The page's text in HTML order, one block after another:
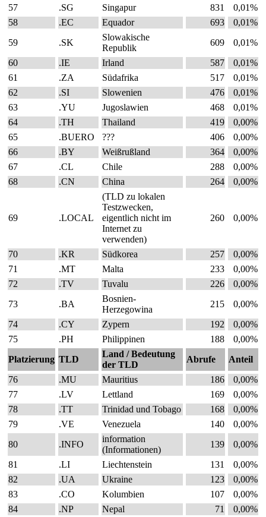
57
.SG Singapur 831
0,01%
58
.EC Equador 693
0,01%
59
.SK
Slowakische
Republik
609
0,01%
60
.IE Irland 587
0,01%
61
.ZA Südafrika 517
0,01%
62
.SI Slowenien 476
0,01%
63
.YU Jugoslawien 468
0,01%
64
.TH Thailand 419
0,00%
65
.BUERO ??? 406
0,00%
66
.BY Weißrußland 364
0,00%
67
.CL Chile 288
0,00%
68
.CN China 264 0,00%
69 .LOCAL
(TLD zu lokalen
Testzwecken,
eigentlich nicht im
Internet zu
verwenden)
260 0,00%
70 .KR Südkorea 257
0,00%
71
.MT Malta 233
0,00%
72
.TV Tuvalu 226
0,00%
73
.BA
Bosnien-
Herzegowina
215
0,00%
74
.CY Zypern 192
0,00%
75
.PH Philippinen 188
0,00%
Platzierung TLD
Land / Bedeutung
der TLD
Abrufe
Anteil
76
.MU Mauritius 186
0,00%
77
.LV Lettland 169
0,00%
78
.TT Trinidad und Tobago 168
0,00%
79
.VE Venezuela 140
0,00%
80
.INFO
information
(Informationen)
139
0,00%
81
.LI Liechtenstein 131
0,00%
82
.UA Ukraine 123
0,00%
83
.CO Kolumbien 107
0,00%
84
.NP Nepal 71 0,00%